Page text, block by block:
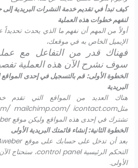
كيف تبدأ في تقديم خدمة النشرات البريدية
لنفهم خطوات هذه العملية
أولاً من المهم أن نفهم ما الذي يحدث تحديداً
الإيميل الخاص به في موقعك،
فهناك قدر من التفاعل مع
سوف نشرح الآن هذه العملية
الخطوة الأولى: قم بالتسجيل في إحدى
البريدية
هناك العديد من المواقع التي تقدم
مثلmailchimp.com/ icontact.com
تشترك في إحدى هذه المواقع وليكن موقع
الخطوة الثانية: إنشاء قائمتك البريدية الأولى
بعد أن تدخل على حسابك على موقع
التحكم الرئيسيةcontrol panel، ستحتاج
الأولى.